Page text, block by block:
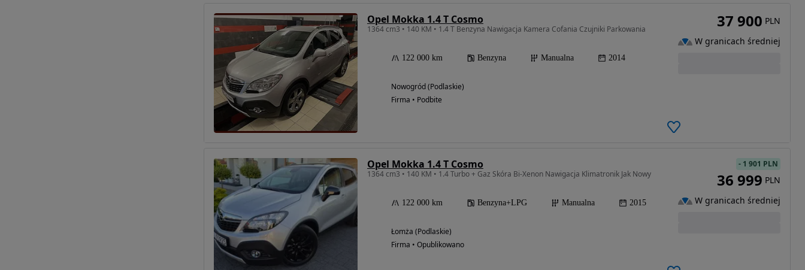
Opel Mokka 1.4 T Cosmo
1364 cm3 • 140 KM • 1.4 T Benzyna Nawigacja Kamera Cofania Czujniki Parkowania
122 000 km Benzyna Manualna 2014
Nowogród (Podlaskie)
Firma • Podbite
37 900 PLN
W granicach średniej
Opel Mokka 1.4 T Cosmo
1364 cm3 • 140 KM • 1.4 Turbo + Gaz Skóra Bi-Xenon Nawigacja Klimatronik Jak Nowy
122 000 km Benzyna+LPG Manualna 2015
Łomża (Podlaskie)
Firma • Opublikowano
- 1 901 PLN
36 999 PLN
W granicach średniej